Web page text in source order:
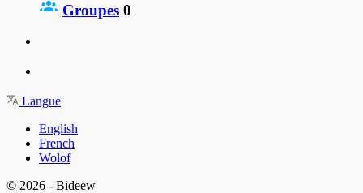
Groupes 0
Langue
English
French
Wolof
© 2026 - Bideew